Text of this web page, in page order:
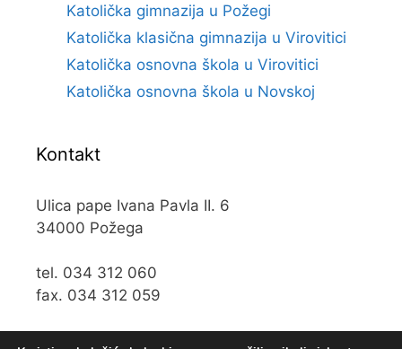
Katolička gimnazija u Požegi
Katolička klasična gimnazija u Virovitici
Katolička osnovna škola u Virovitici
Katolička osnovna škola u Novskoj
Kontakt
Ulica pape Ivana Pavla II. 6
34000 Požega
tel. 034 312 060
fax. 034 312 059